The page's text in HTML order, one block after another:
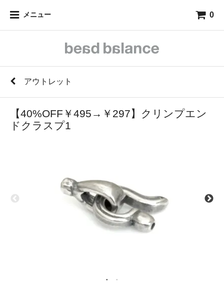
メニュー 0
アウトレット
【40%OFF￥495→￥297】クリンプエン
ドクラスプ1